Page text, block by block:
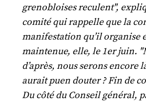
grenobloises reculent",
comité qui rappelle que la
manifestation qu’il organise
maintenue, elle, le 1er juin.
d’après, nous serons encore
aurait puen douter ? Fin de
Du côté du Conseil général,